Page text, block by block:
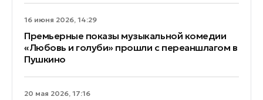
16 июня 2026, 14:29
Премьерные показы музыкальной комедии
«Любовь и голуби» прошли с переаншлагом в
Пушкино
20 мая 2026, 17:16